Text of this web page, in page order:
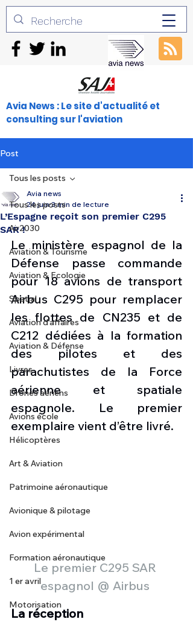
Avia News : Le site d'actualité et
consulting sur l'aviation
Post
Tous les posts
Air2030
Aviation & Tourisme
Aviation & Ecologie
Spatial
Aviation d'affaires
Aviation & Défense
Livres
Drones aériens
Avions école
Hélicoptères
Art & Aviation
Patrimoine aéronautique
Avionique & pilotage
Avion expérimental
Formation aéronautique
1 er avril
Motorisation
Tous les posts
L’Espagne reçoit son premier C295
SAR !
Avia news
24 juin 3 min de lecture
Le ministère espagnol de la
Défense passe commande
pour 18 avions de transport
Airbus C295 pour remplacer
les flottes de CN235 et de
C212 dédiées à la formation
des pilotes et des
parachutistes de la Force
aérienne et spatiale
espagnole. Le premier
exemplaire vient d’être livré.
Le premier C295 SAR
espagnol @ Airbus
La réception